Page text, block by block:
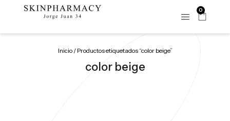
0
Inicio/ Productos etiquetados “color beige”
color beige